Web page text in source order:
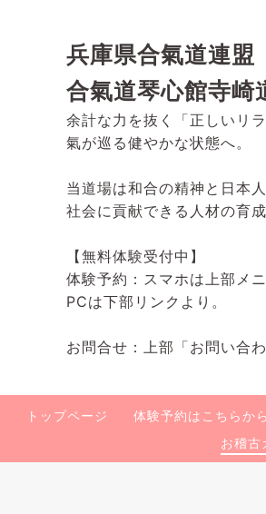
兵庫県合氣道連盟
合氣道琴心館寺崎
余計な力を抜く「正しいリ
氣が巡る健やかな状態へ。
当道場は和合の精神と日本
社会に貢献できる人材の育
【無料体験受付中】
体験予約：スマホは上部メ
PCは下部リンクより。
お問合せ：上部「お問い合
トップページ 体験予約はこちらから
お稽古